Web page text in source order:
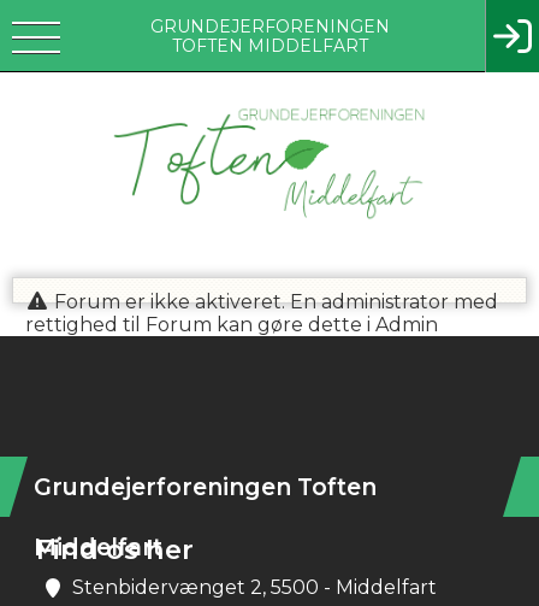
GRUNDEJERFORENINGEN
TOFTEN MIDDELFART
Forum er ikke aktiveret. En administrator med
rettighed til Forum kan gøre dette i Admin
Grundejerforeningen Toften
Middelfart
Find os her
Stenbidervænget 2, 5500 - Middelfart